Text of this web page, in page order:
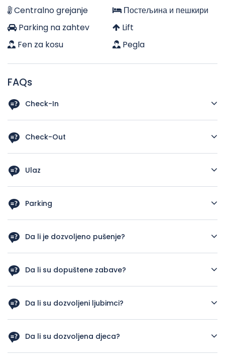
Centralno grejanje
Постељина и пешкири
Parking na zahtev
Lift
Fen za kosu
Pegla
FAQs
Check-In
Check-Out
Ulaz
Parking
Da li je dozvoljeno pušenje?
Da li su dopuštene zabave?
Da li su dozvoljeni ljubimci?
Da li su dozvoljena djeca?